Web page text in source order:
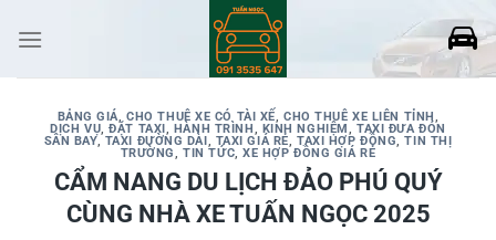
BẢNG GIÁ,CHO THUÊ XE CÓ TÀI XẾ,CHO THUÊ XE LIÊN TỈNH,
DỊCH VỤ,ĐẶT TAXI, HÀNH TRÌNH, KINH NGHIỆM, TAXI ĐƯA ĐÓN
SÂN BAY, TAXI ĐƯỜNG DÀI, TAXI GIÁ RẺ, TAXI HỢP ĐỒNG,TIN THỊ
TRƯỜNG,TIN TỨC,XE HỢP ĐỒNG GIÁ RẺ
CẨM NANG DU LỊCH ĐẢO PHÚ QUÝ
CÙNG NHÀ XE TUẤN NGỌC 2025